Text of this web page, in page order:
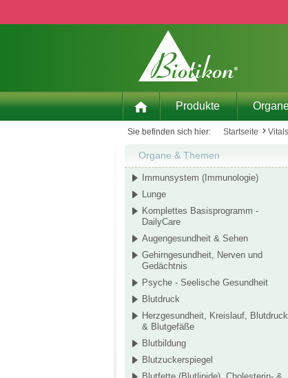
Produkte
Sie befinden sich hier: Startseite
Organe & Themen
Immunsystem (Immunologie)
Lunge
Komplettes Basisprogramm -
DailyCare
Augengesundheit & Sehen
Gehirngesundheit, Nerven und
Gedächtnis
Psyche - Seelische Gesundheit
Blutdruck
Herzgesundheit, Kreislauf, Blutdruck
& Blutgefäße
Blutbildung
Blutzuckerspiegel